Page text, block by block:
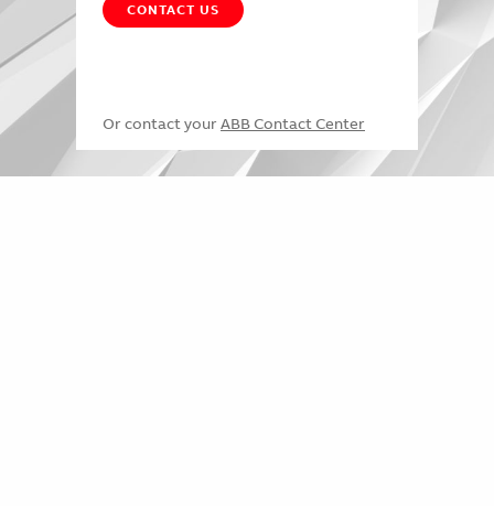
CONTACT US
Or contact your ABB Contact Center